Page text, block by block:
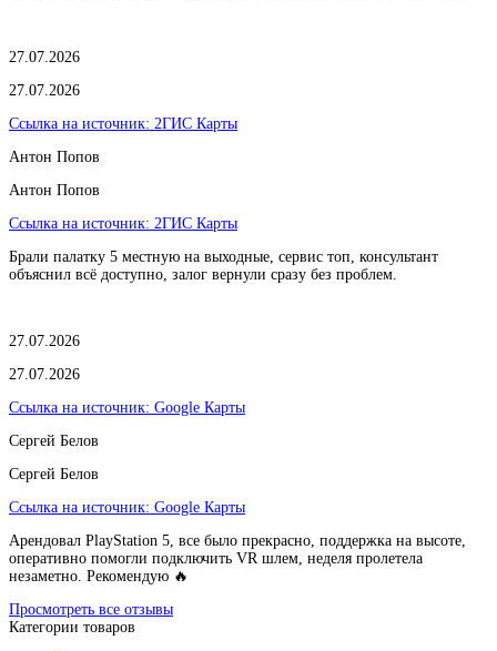
27.07.2026
27.07.2026
Ссылка на источник: 2ГИС Карты
Антон Попов
Антон Попов
Ссылка на источник: 2ГИС Карты
Брали палатку 5 местную на выходные, сервис топ, консультант
объяснил всё доступно, залог вернули сразу без проблем.
27.07.2026
27.07.2026
Ссылка на источник: Google Карты
Сергей Белов
Сергей Белов
Ссылка на источник: Google Карты
Арендовал PlayStation 5, все было прекрасно, поддержка на высоте,
оперативно помогли подключить VR шлем, неделя пролетела
незаметно. Рекомендую 🔥
Просмотреть все отзывы
Категории товаров